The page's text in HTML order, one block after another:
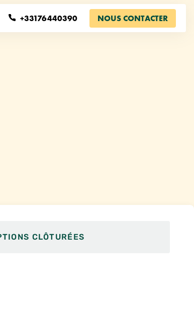
+33176440390 NOUS CONTACTER
CLÔTURÉES